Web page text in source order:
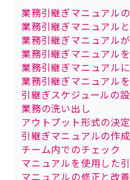
業務引継ぎマニュアル
業務引継ぎマニュアル
業務引継ぎマニュアル
業務引継ぎマニュアル
業務引継ぎマニュアル
業務引継ぎマニュアル
引継ぎスケジュールの
業務の洗い出し
アウトプット形式の決定
引継ぎマニュアルの作成
チーム内でのチェック
マニュアルを使用した
マニュアルの修正と改善